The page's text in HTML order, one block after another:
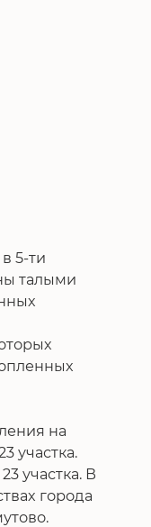
5-ти
талыми
на
участка.
участка. В
города